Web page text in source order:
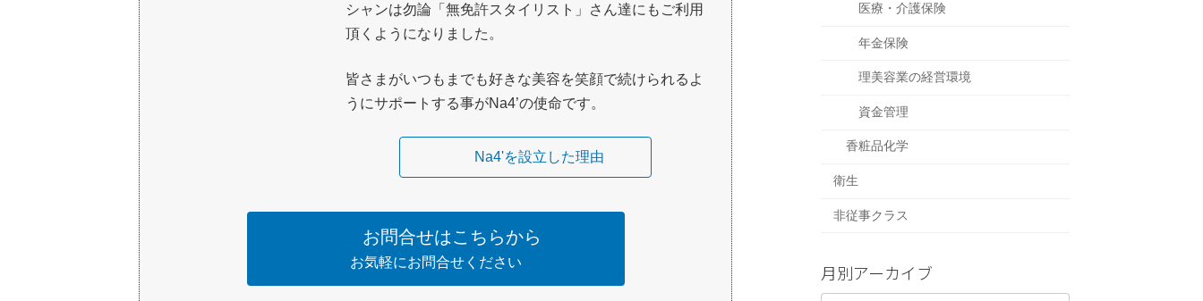
シャンは勿論「無免許スタイリスト」さん達にもご利用
頂くようになりました。
皆さまがいつもまでも好きな美容を笑顔で続けられるよ
うにサポートする事がNa4’の使命です。
Na4'を設立した理由
お問合せはこちらから
お気軽にお問合せください
医療・介護保険
年金保険
理美容業の経営環境
資金管理
香粧品化学
衛生
非従事クラス
月別アーカイブ